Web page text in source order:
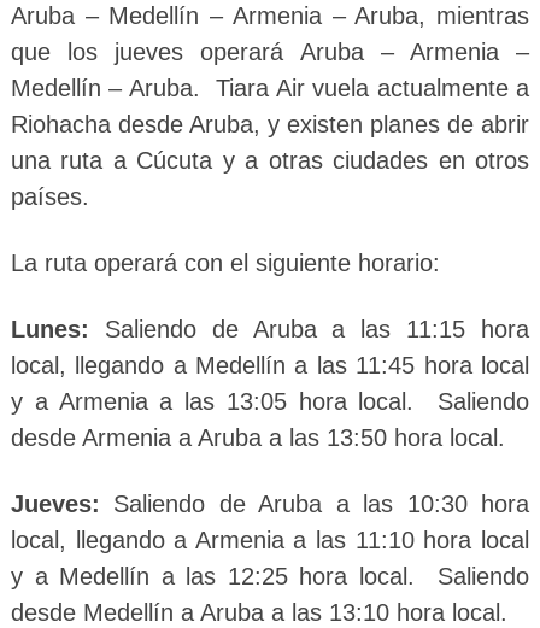
Aruba – Medellín – Armenia – Aruba, mientras
que los jueves operará Aruba – Armenia –
Medellín – Aruba. Tiara Air vuela actualmente a
Riohacha desde Aruba, y existen planes de abrir
una ruta a Cúcuta y a otras ciudades en otros
países.
La ruta operará con el siguiente horario:
Lunes: Saliendo de Aruba a las 11:15 hora
local, llegando a Medellín a las 11:45 hora local
y a Armenia a las 13:05 hora local. Saliendo
desde Armenia a Aruba a las 13:50 hora local.
Jueves: Saliendo de Aruba a las 10:30 hora
local, llegando a Armenia a las 11:10 hora local
y a Medellín a las 12:25 hora local. Saliendo
desde Medellín a Aruba a las 13:10 hora local.